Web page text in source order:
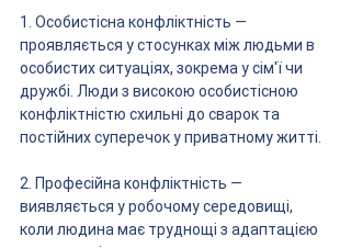
1. Особистісна конфліктність —
проявляється у стосунках між людьми в
особистих ситуаціях, зокрема у сім'ї чи
дружбі. Люди з високою особистісною
конфліктністю схильні до сварок та
постійних суперечок у приватному житті.
2. Професійна конфліктність —
виявляється у робочому середовищі,
коли людина має труднощі з адаптацією